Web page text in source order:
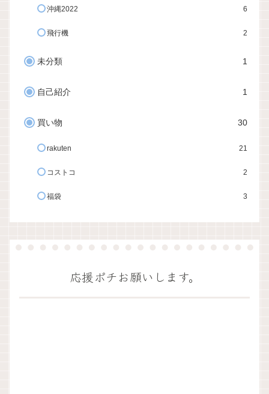
沖縄2022 6
飛行機 2
未分類 1
自己紹介 1
買い物 30
rakuten 21
コストコ 2
福袋 3
応援ポチお願いします。